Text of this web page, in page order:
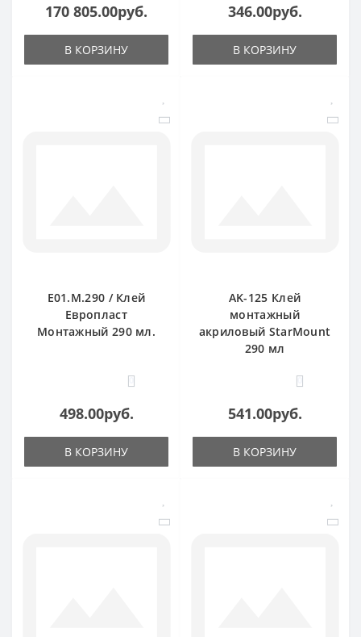
170 805.00руб.
В КОРЗИНУ
346.00руб.
В КОРЗИНУ
E01.M.290 / Клей
Европласт
Монтажный 290 мл.
0
498.00руб.
В КОРЗИНУ
AK-125 Клей
монтажный
акриловый StarMount
290 мл
0
541.00руб.
В КОРЗИНУ